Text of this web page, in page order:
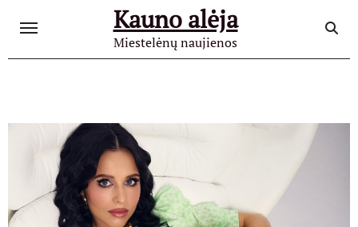
Kauno alėja
Miestelėnų naujienos